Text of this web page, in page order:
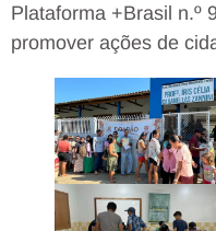
Plataforma +Brasil n.º
promover ações de